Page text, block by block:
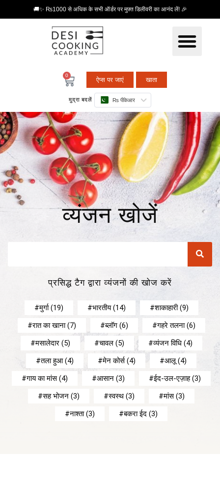
🚚✨ ₨1000 से अधिक के सभी ऑर्डर पर मुफ़्त डिलीवरी का आनंद लें! 🎉
0
ऐप्स पर जाएं खाता
मुद्रा बदलें ₨ पीकेआर
व्यंजन खोजें
प्रसिद्ध टैग द्वारा व्यंजनों की खोज करें
मुर्गा(19) भारतीय(14) शाकाहारी(9)
रात का खाना(7) ब्लॉग(6) गहरे तलना(6)
मसालेदार(5) चावल(5) व्यंजन विधि(4)
तला हुआ(4) मेन कोर्स(4) आलू (4)
गाय का मांस(4) आसान (3) ईद-उल-एज़ाह(3)
सह भोजन (3) स्वस्थ (3) मांस(3)
नाश्ता(3) बकरा ईद (3)